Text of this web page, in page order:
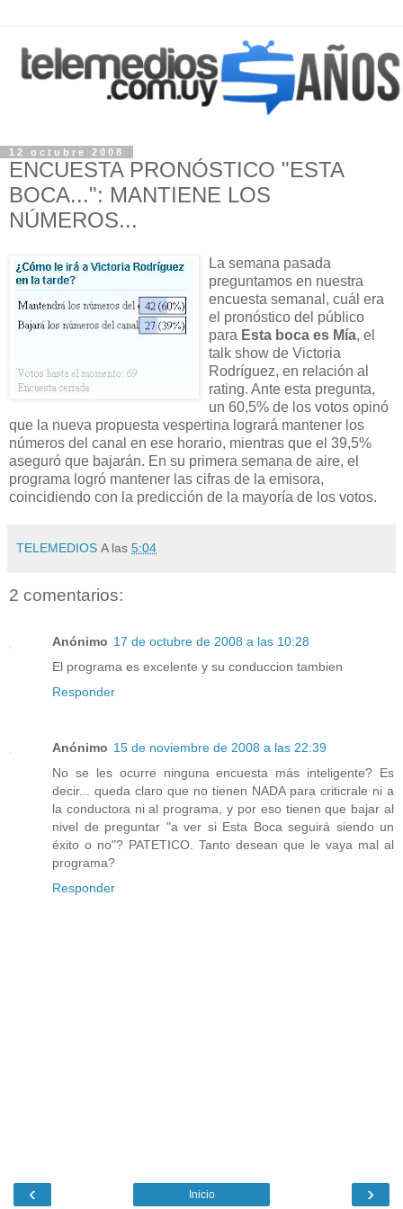
12 octubre 2008
ENCUESTA PRONÓSTICO "ESTA
BOCA...": MANTIENE LOS
NÚMEROS...
La semana pasada
preguntamos en nuestra
encuesta semanal, cuál era
el pronóstico del público
para Esta boca es Mía, el
talk show de Victoria
Rodríguez, en relación al
rating. Ante esta pregunta,
un 60,5% de los votos opinó
que la nueva propuesta vespertina logrará mantener los
números del canal en ese horario, mientras que el 39,5%
aseguró que bajarán. En su primera semana de aire, el
programa logró mantener las cifras de la emisora,
coincidiendo con la predicción de la mayoría de los votos.
TELEMEDIOS A las 5:04
2 comentarios:
Anónimo 17 de octubre de 2008 a las 10:28
El programa es excelente y su conduccion tambien
Responder
Anónimo 15 de noviembre de 2008 a las 22:39
No se les ocurre ninguna encuesta más inteligente? Es
decir... queda claro que no tienen NADA para criticrale ni a
la conductora ni al programa, y por eso tienen que bajar al
nivel de preguntar "a ver si Esta Boca seguirá siendo un
éxito o no"? PATETICO. Tanto desean que le vaya mal al
programa?
Responder
‹ ›
Inicio